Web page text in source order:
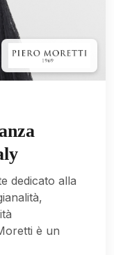
dedicato alla
è un